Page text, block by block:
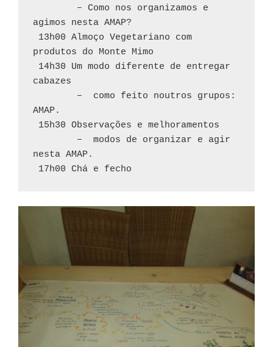
agimos nesta AMAP?
produtos do Monte Mimo
cabazes
AMAP.
15h30 Observações e melhoramentos
nesta AMAP.
17h00 Chá e fecho